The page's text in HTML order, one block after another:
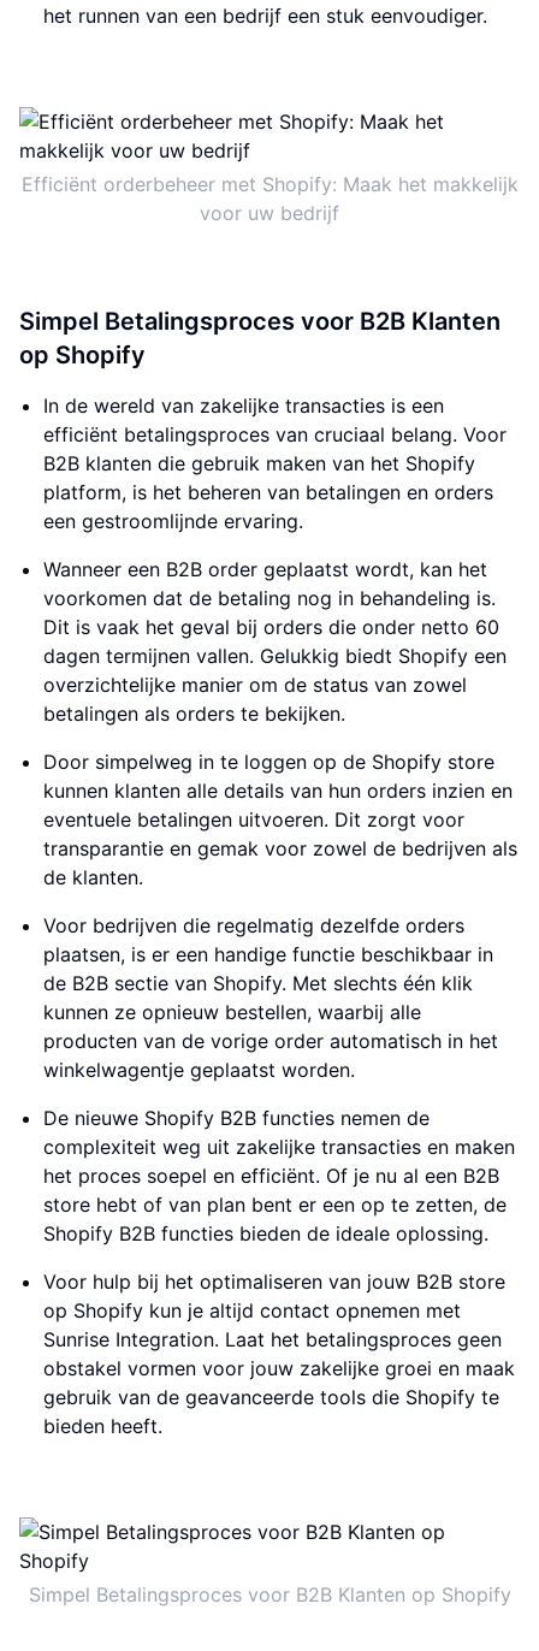
het runnen van een bedrijf een stuk eenvoudiger.
Efficiënt orderbeheer met Shopify: Maak het makkelijk
voor uw bedrijf
Simpel Betalingsproces voor B2B Klanten
op Shopify
In de wereld van zakelijke transacties is een
efficiënt betalingsproces van cruciaal belang. Voor
B2B klanten die gebruik maken van het Shopify
platform, is het beheren van betalingen en orders
een gestroomlijnde ervaring.
Wanneer een B2B order geplaatst wordt, kan het
voorkomen dat de betaling nog in behandeling is.
Dit is vaak het geval bij orders die onder netto 60
dagen termijnen vallen. Gelukkig biedt Shopify een
overzichtelijke manier om de status van zowel
betalingen als orders te bekijken.
Door simpelweg in te loggen op de Shopify store
kunnen klanten alle details van hun orders inzien en
eventuele betalingen uitvoeren. Dit zorgt voor
transparantie en gemak voor zowel de bedrijven als
de klanten.
Voor bedrijven die regelmatig dezelfde orders
plaatsen, is er een handige functie beschikbaar in
de B2B sectie van Shopify. Met slechts één klik
kunnen ze opnieuw bestellen, waarbij alle
producten van de vorige order automatisch in het
winkelwagentje geplaatst worden.
De nieuwe Shopify B2B functies nemen de
complexiteit weg uit zakelijke transacties en maken
het proces soepel en efficiënt. Of je nu al een B2B
store hebt of van plan bent er een op te zetten, de
Shopify B2B functies bieden de ideale oplossing.
Voor hulp bij het optimaliseren van jouw B2B store
op Shopify kun je altijd contact opnemen met
Sunrise Integration. Laat het betalingsproces geen
obstakel vormen voor jouw zakelijke groei en maak
gebruik van de geavanceerde tools die Shopify te
bieden heeft.
Simpel Betalingsproces voor B2B Klanten op Shopify